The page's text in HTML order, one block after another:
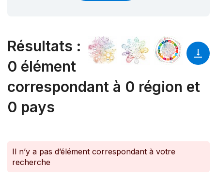
Résultats :
0 élément
correspondant à 0 région et
0 pays
Il n’y a pas d’élément correspondant à votre
recherche